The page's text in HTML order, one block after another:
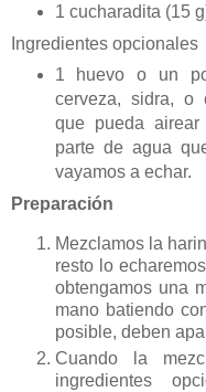
1 cucharadita (15
Ingredientes opcionales
1 huevo o un
cerveza, sidra, o
que pueda
parte de agua
vayamos a echar.
Preparación
Mezclamos la
resto lo
obtengamos una
mano batiendo
posible, deben
Cuando la
ingredientes